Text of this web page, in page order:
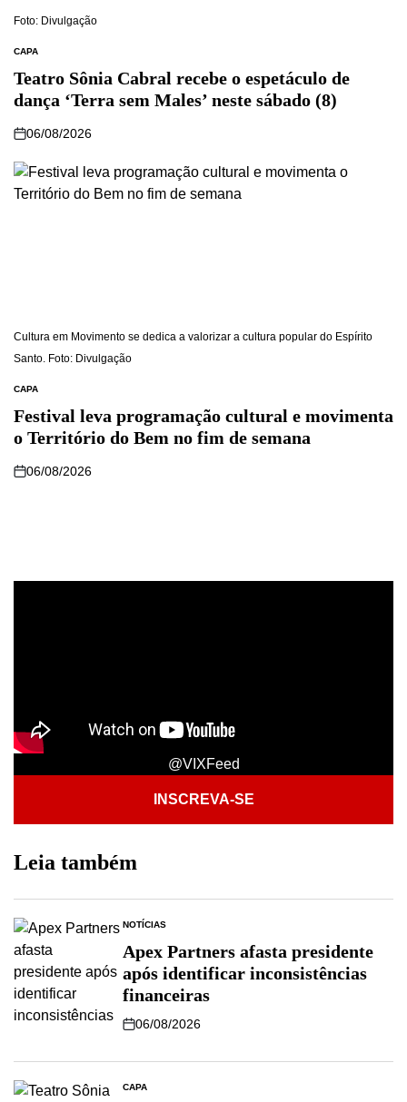
Foto: Divulgação
CAPA
Teatro Sônia Cabral recebe o espetáculo de
dança ‘Terra sem Males’ neste sábado (8)
06/08/2026
Cultura em Movimento se dedica a valorizar a cultura popular do Espírito
Santo. Foto: Divulgação
CAPA
Festival leva programação cultural e movimenta
o Território do Bem no fim de semana
06/08/2026
@VIXFeed
INSCREVA-SE
Leia também
NOTÍCIAS
Apex Partners afasta presidente
após identificar inconsistências
financeiras
06/08/2026
CAPA